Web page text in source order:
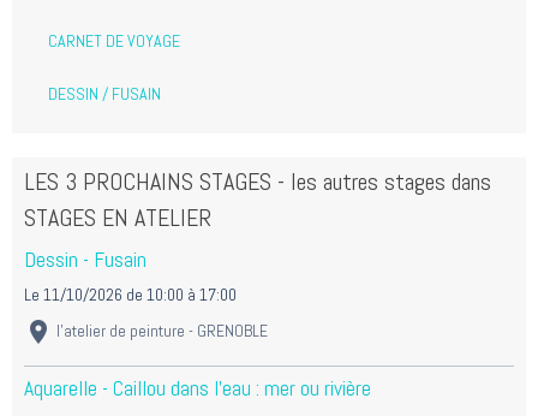
CARNET DE VOYAGE
DESSIN / FUSAIN
LES 3 PROCHAINS STAGES - les autres stages dans
STAGES EN ATELIER
Dessin - Fusain
Le 11/10/2026 de 10:00 à 17:00
l'atelier de peinture - GRENOBLE
Aquarelle - Caillou dans l'eau : mer ou rivière